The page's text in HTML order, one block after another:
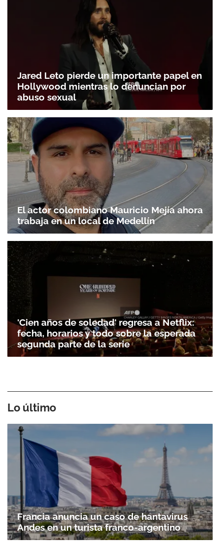
Jared Leto pierde un importante papel en
Hollywood mientras lo denuncian por
abuso sexual
El actor colombiano Mauricio Mejía ahora
trabaja en un local de Medellín
'Cien años de soledad' regresa a Netflix:
fecha, horarios y todo sobre la esperada
segunda parte de la serie
Lo último
Francia anuncia un caso de hantavirus
Andes en un turista franco-argentino